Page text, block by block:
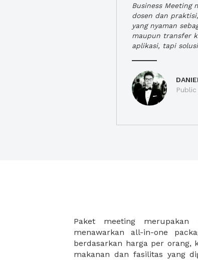
Business Meeting
dosen dan
yang nyaman
maupun transfer
aplikasi, tapi
Paket meeting merupakan
menawarkan all-in-one
berdasarkan harga per orang,
makanan dan fasilitas yang
malam, dan juga coffee
Paket meeting ini cocok
meeting besar seperti
meeting di hotel, meeting di